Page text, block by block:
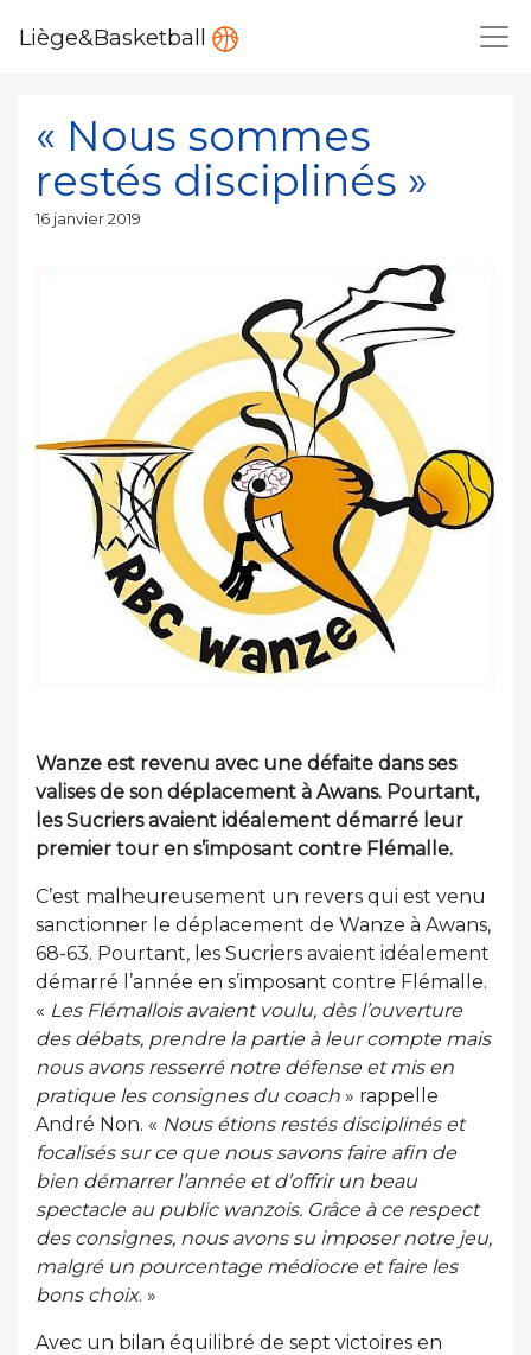
Liège&Basketball
« Nous sommes
restés disciplinés »
Publié
16 janvier 2019
Wanze est revenu avec une défaite dans ses
valises de son déplacement à Awans. Pourtant,
les Sucriers avaient idéalement démarré leur
premier tour en s’imposant contre Flémalle.
C’est malheureusement un revers qui est venu
sanctionner le déplacement de Wanze à Awans,
68-63. Pourtant, les Sucriers avaient idéalement
démarré l’année en s’imposant contre Flémalle.
« Les Flémallois avaient voulu, dès l’ouverture
des débats, prendre la partie à leur compte mais
nous avons resserré notre défense et mis en
pratique les consignes du coach » rappelle
André Non. « Nous étions restés disciplinés et
focalisés sur ce que nous savons faire afin de
bien démarrer l’année et d’offrir un beau
spectacle au public wanzois. Grâce à ce respect
des consignes, nous avons su imposer notre jeu,
malgré un pourcentage médiocre et faire les
bons choix. »
Avec un bilan équilibré de sept victoires en